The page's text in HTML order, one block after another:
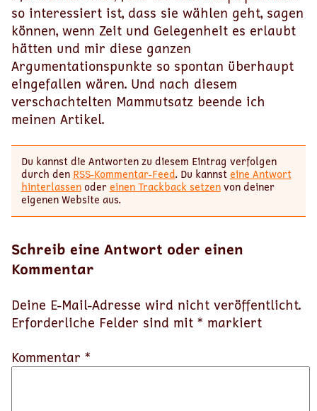
so interessiert ist, dass sie wählen geht, sagen
können, wenn Zeit und Gelegenheit es erlaubt
hätten und mir diese ganzen
Argumentationspunkte so spontan überhaupt
eingefallen wären. Und nach diesem
verschachtelten Mammutsatz beende ich
meinen Artikel.
Du kannst die Antworten zu diesem Eintrag verfolgen
durch den RSS-Kommentar-Feed. Du kannsteine Antwort
hinterlassenodereinen Trackback setzenvon deiner
eigenen Website aus.
Schreib eine Antwort oder einen
Kommentar
Deine E-Mail-Adresse wird nicht veröffentlicht.
Erforderliche Felder sind mit * markiert
Kommentar *